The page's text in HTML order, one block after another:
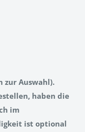
zur Auswahl).
haben die
im
ist optional